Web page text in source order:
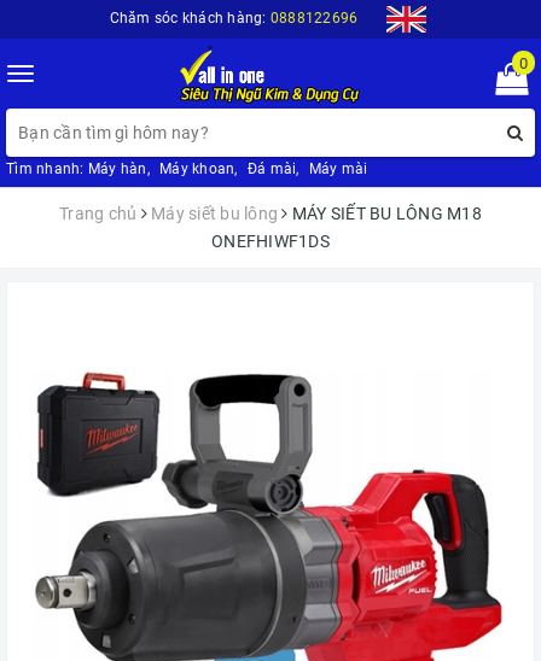
Chăm sóc khách hàng: 0888122696
Toggle
navigation
0
Tìm nhanh: Máy hàn, Máy khoan, Đá mài, Máy mài
Trang chủ Máy siết bu lông
MÁY SIẾT BU LÔNG M18
ONEFHIWF1DS